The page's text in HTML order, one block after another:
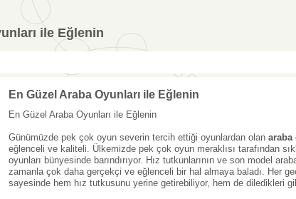
ile Eğlenin
En Güzel Araba Oyunları ile Eğlenin
En Güzel Araba Oyunları ile Eğlenin
Günümüzde pek çok oyun severin tercih ettiği oyunlardan olan araba
eğlenceli ve kaliteli. Ülkemizde pek çok oyun meraklısı tarafından
oyunları bünyesinde barındırıyor. Hız tutkunlarının ve son model
zamanla çok daha gerçekçi ve eğlenceli bir hal almaya baladı. Her
sayesinde hem hız tutkusunu yerine getirebiliyor, hem de diledikleri